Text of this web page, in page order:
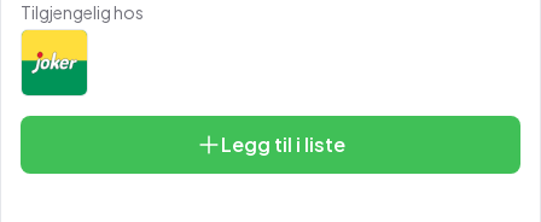
Tilgjengelig hos
Legg til i liste